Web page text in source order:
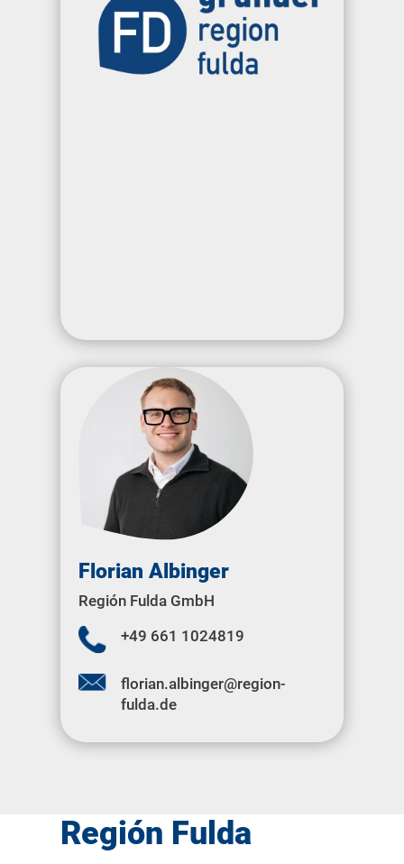
Florian Albinger
Región Fulda GmbH
+49 661 1024819
florian.albinger@region-
fulda.de
Región Fulda